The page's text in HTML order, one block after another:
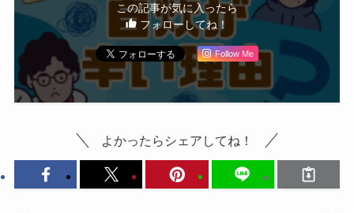
この記事が気に入ったら
フォローしてね！
Follow Me
よかったらシェアしてね！